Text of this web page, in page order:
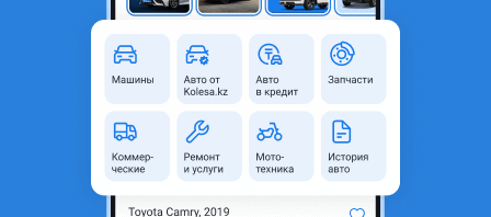
Алматы, Алматинская
область
Новая
Комментарий продавца